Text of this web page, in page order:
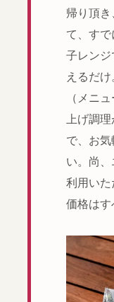
帰り頂
て、す
子レン
えるだけ
（メニ
上げ調
で、お
い。尚
利用いた
価格はす